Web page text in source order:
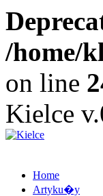
/home/
on line
Kielce
Home
Artyku�y